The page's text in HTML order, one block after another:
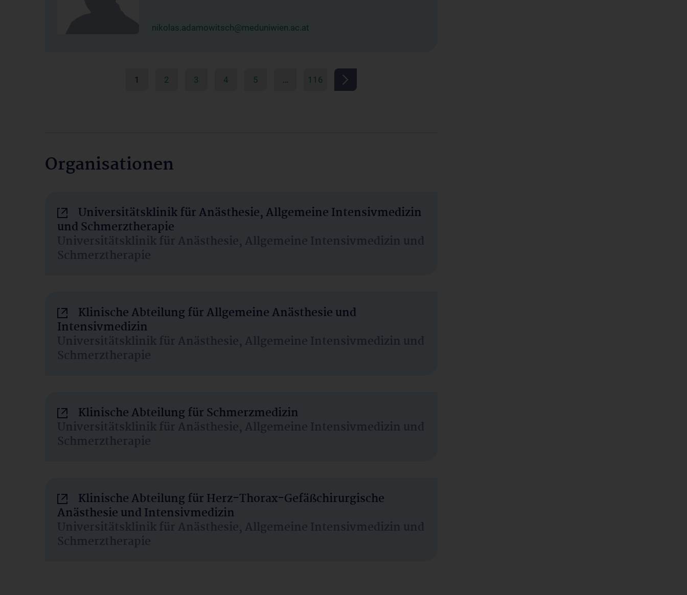
nikolas.adamowitsch@meduniwien.ac.at
1 2 3 4 5 … 116
Organisationen
Universitätsklinik für Anästhesie, Allgemeine Intensivmedizin
und Schmerztherapie
Universitätsklinik für Anästhesie, Allgemeine Intensivmedizin und
Schmerztherapie
Klinische Abteilung für Allgemeine Anästhesie und
Intensivmedizin
Universitätsklinik für Anästhesie, Allgemeine Intensivmedizin und
Schmerztherapie
Klinische Abteilung für Schmerzmedizin
Universitätsklinik für Anästhesie, Allgemeine Intensivmedizin und
Schmerztherapie
Klinische Abteilung für Herz-Thorax-Gefäßchirurgische
Anästhesie und Intensivmedizin
Universitätsklinik für Anästhesie, Allgemeine Intensivmedizin und
Schmerztherapie